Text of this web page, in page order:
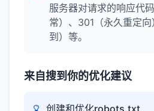
服务器对请求的响应代
常）、301（永久重定
到）等。
来自搜到你的优化建议
创建和优化robots.txt